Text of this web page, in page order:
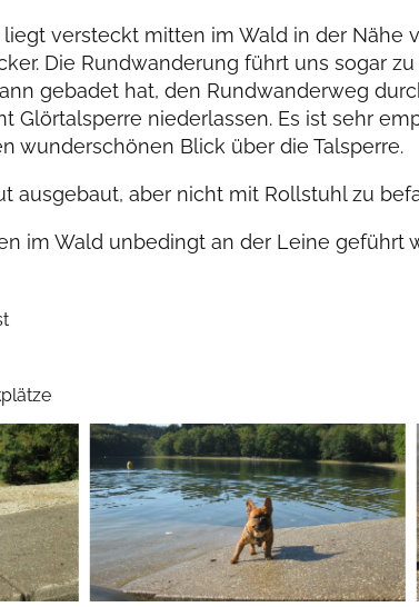
liegt versteckt mitten im Wald in der Nähe
Die Rundwanderung führt uns sogar
gebadet hat, den Rundwanderweg
Glörtalsperre niederlassen. Es ist sehr
wunderschönen Blick über die Talsperre.
ausgebaut, aber nicht mit Rollstuhl zu
im Wald unbedingt an der Leine geführt